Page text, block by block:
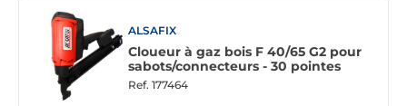
ALSAFIX
Cloueur à gaz bois F 40/65 G2 pour
sabots/connecteurs - 30 pointes
Ref. 177464